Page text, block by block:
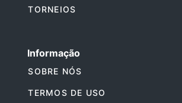
TORNEIOS
Informação
SOBRE NÓS
TERMOS DE USO